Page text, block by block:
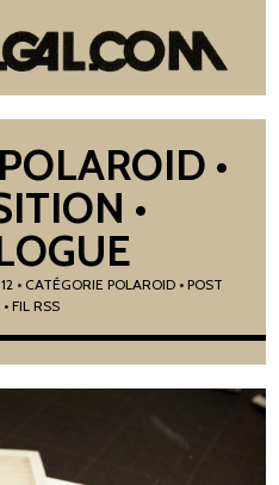
•
•
• CATÉGORIE POLAROID • POST
• FIL RSS